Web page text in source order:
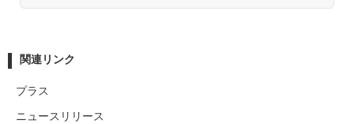
関連リンク
プラス
ニュースリリース